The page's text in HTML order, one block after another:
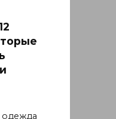
одежда